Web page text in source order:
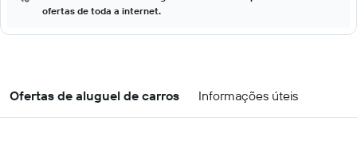
ofertas de toda a internet.
Ofertas de aluguel de carros Informações úteis